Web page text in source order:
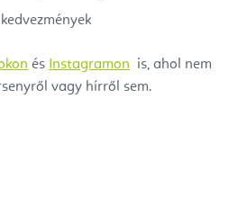
és Instagramon is, ahol nem
vagy hírről sem.